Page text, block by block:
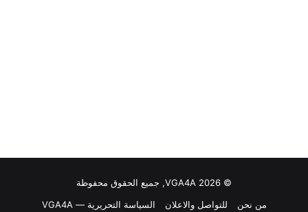
© VGA4A 2026, جميع الحقوق محفوظة
من نحن
للتواصل والاعلان السياسة التحريرية — VGA4A